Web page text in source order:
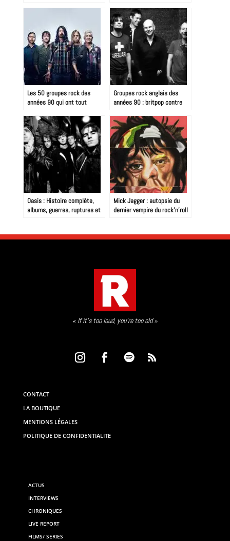
Les 50 groupes rock des
années 90 qui ont tout
Groupes rock anglais des
années 90 : britpop contre
qui a tout redéfini
Oasis : Histoire complète,
albums, guerres, ruptures et
Mick Jagger : autopsie du
dernier vampire du rock’n’roll
« If it’s too loud, you’re too old »
CONTACT
LA BOUTIQUE
MENTIONS LÉGALES
POLITIQUE DE CONFIDENTIALITE
ACTUS
INTERVIEWS
CHRONIQUES
LIVE REPORT
FILMS/ SERIES